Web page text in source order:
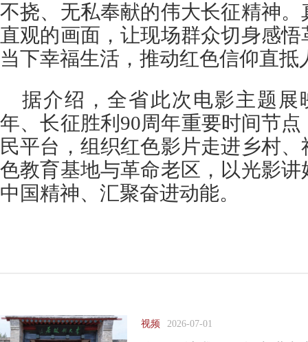
不挠、无私奉献的伟大长征精神
直观的画面，让现场群众切身感
当下幸福生活，推动红色信仰直抵
据介绍，全省此次电影主题展
年、长征胜利90周年重要时间节
民平台，组织红色影片走进乡村
色教育基地与革命老区，以光影
中国精神、汇聚奋进动能。
视频 2026-07-01